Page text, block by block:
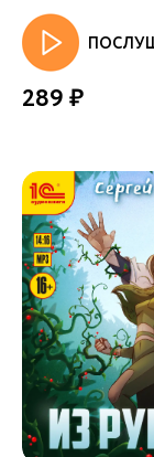
289 ₽